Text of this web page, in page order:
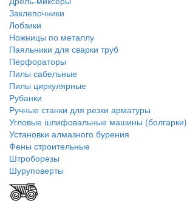
Заклепочники
Лобзики
Ножницы по металлу
Паяльники для сварки труб
Перфораторы
Пилы сабельные
Пилы циркулярные
Рубанки
Ручные станки для резки арматуры
Угловые шлифовальные машины (болгарки)
Установки алмазного бурения
Фены строительные
Штроборезы
Шуруповерты